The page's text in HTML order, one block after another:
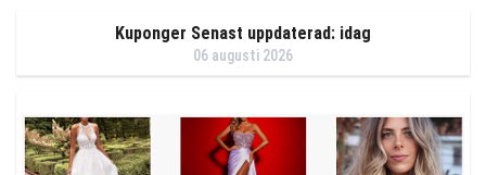
Kuponger Senast uppdaterad: idag
06 augusti 2026